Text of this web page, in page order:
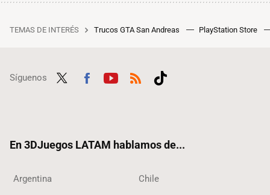
TEMAS DE INTERÉS Trucos GTA San Andreas PlayStation Store
Síguenos
En 3DJuegos LATAM hablamos de...
Argentina Chile